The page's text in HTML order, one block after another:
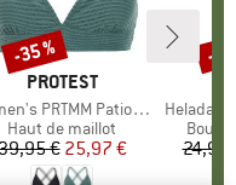
MARQUE
PROTEST
PRTMM Patio Triangle
Product group
Haut de maillot
Prix
€ Prix réduit
25,97 €
Remise
-35 %
Article
HeladagenSt.
24,95
-